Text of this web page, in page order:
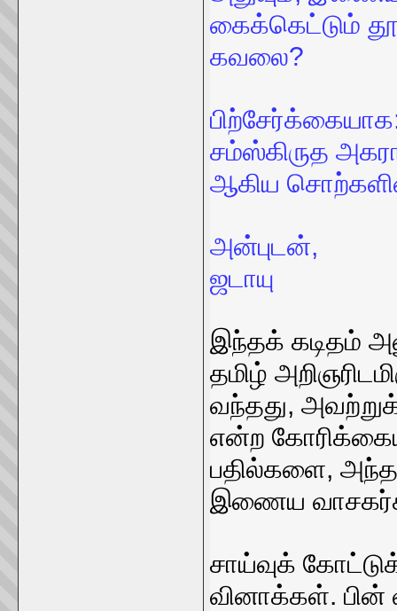
கைக்கெட்டும்
கவலை?
சம்ஸ்கிருத
ஆகிய
அன்புடன்,
ஜடாயு
இந்தக் கடிதம்
தமிழ்
வந்தது,
என்ற
பதில்களை, அந்த
இணைய
சாய்வுக்
வினாக்கள். பின்